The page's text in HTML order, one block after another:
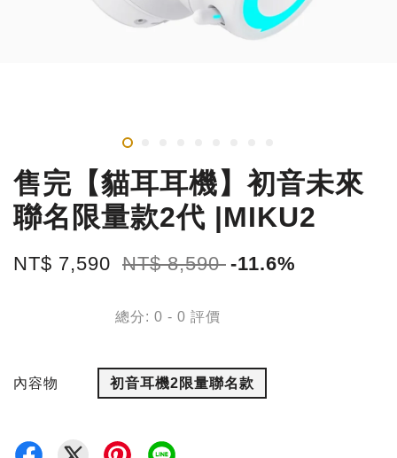
售完【貓耳耳機】初音未來
聯名限量款2代 |MIKU2
NT$ 7,590 NT$ 8,590 -11.6%
總分: 0 - 0 評價
內容物 初音耳機2限量聯名款